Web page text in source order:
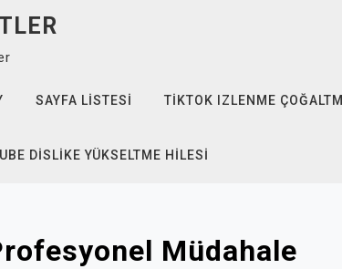
SAYFA LISTESI TIKTOK IZLENME
DISLIKE YÜKSELTME HILESI
Müdahale